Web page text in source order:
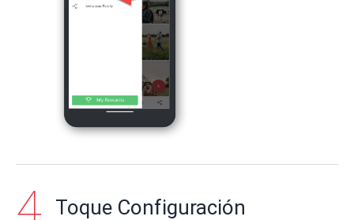
Toque Configuración